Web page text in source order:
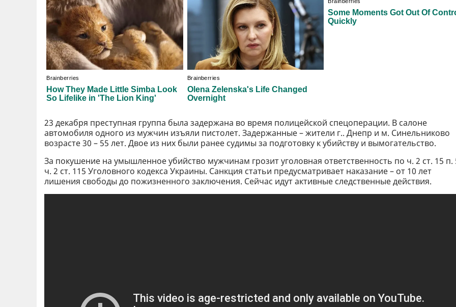
23 декабря преступная группа была задержана во время полицейской спецоперации. В салоне
автомобиля одного из мужчин изъяли пистолет. Задержанные – жители г.. Днепр и м. Синельниково
возрасте 30 – 55 лет. Двое из них были ранее судимы за подготовку к убийству и вымогательство.
За покушение на умышленное убийство мужчинам грозит уголовная ответственность по ч. 2 ст. 15 п.
ч. 2 ст. 115 Уголовного кодекса Украины. Санкция статьи предусматривает наказание – от 10 лет
лишения свободы до пожизненного заключения. Сейчас идут активные следственные действия.